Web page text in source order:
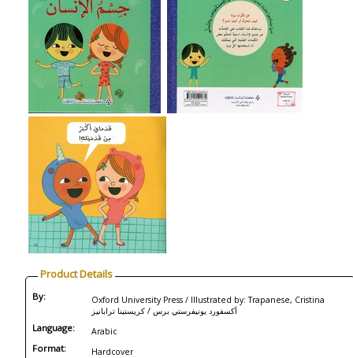
Product Details
By:
Oxford University Press / Illustrated by: Trapanese, Cristina
أكسفورد يونيفرستي برس / كريستينا ترابانيز
Language: Arabic
Format: Hardcover